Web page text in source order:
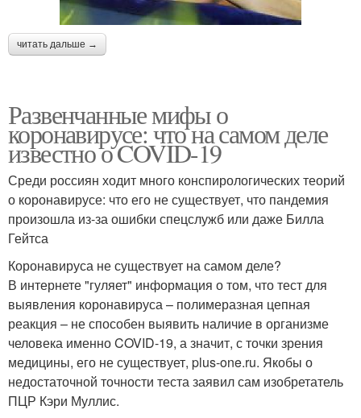
читать дальше →
Развенчанные мифы о
коронавирусе: что на самом деле
известно о COVID-19
Среди россиян ходит много конспирологических теорий
о коронавирусе: что его не существует, что пандемия
произошла из-за ошибки спецслужб или даже Билла
Гейтса
Коронавируса не существует на самом деле?
В интернете "гуляет" информация о том, что тест для
выявления коронавируса – полимеразная цепная
реакция – не способен выявить наличие в организме
человека именно COVID-19, а значит, с точки зрения
медицины, его не существует, plus-one.ru. Якобы о
недостаточной точности теста заявил сам изобретатель
ПЦР Кэри Муллис.